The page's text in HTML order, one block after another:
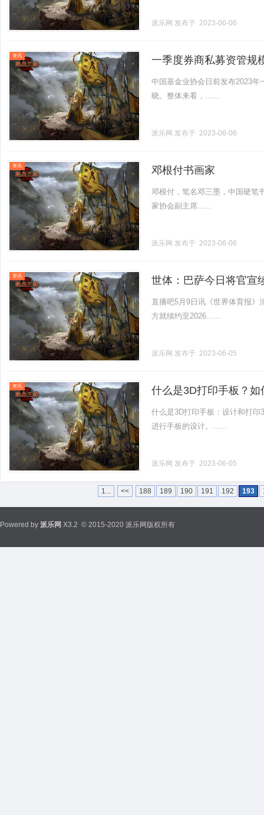
派乐网 发布于 2023-06-06
资讯 一季度券商私募资管规
中国基金业协会日前发布2023
晓。整体来看，......
派乐网 发布于 2023-06-06
资讯 邓根付书画家
邓根付，笔名邓三墨，中国硬笔
家协会副主席......
派乐网 发布于 2023-06-06
资讯 世体：巴萨今日将官宣
直播吧5月9日讯《世界体育报》
方就续约至2026......
派乐网 发布于 2023-06-05
资讯 什么是3D打印手板？
什么是3D打印手板：设计和打
进行手板的设计。......
派乐网 发布于 2023-06-05
1... << 188 189 190 191 192 193
Powered by 派乐网 X3.2 © 2015-2020 派乐网版权所有